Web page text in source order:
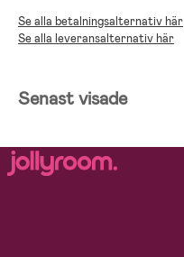
Se alla betalningsalternativ här
Se alla leveransalternativ här
Senast visade